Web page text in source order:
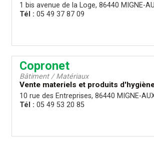
1 bis avenue de la Loge, 86440 MIGNE-
Tél : 05 49 37 87 09
Copronet
Bâtiment / Matériaux
Vente materiels et produits
10 rue des Entreprises, 86440 MIGNE-
Tél : 05 49 53 20 85